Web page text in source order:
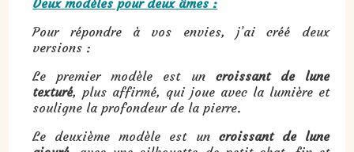
Pour répondre à vos envies, j’ai créé deux
versions :
Le premier modèle est un croissant de lune
texturé, plus affirmé, qui joue avec la lumière et
souligne la profondeur de la pierre.
Le deuxième modèle est un croissant de lune